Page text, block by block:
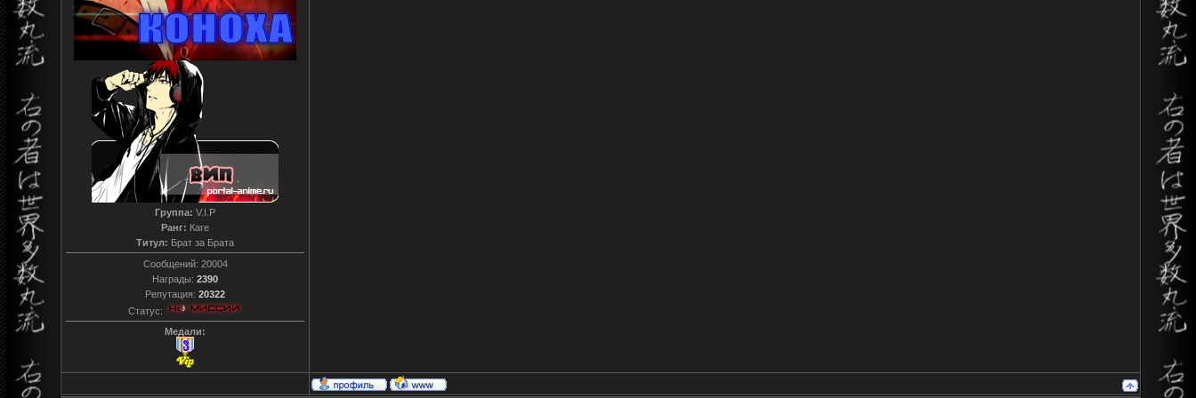
Группа: V.I.P
Ранг: Каге
Титул: Брат за Брата
Сообщений: 20004
Награды: 2390
Репутация: 20322
Статус:
Медали: